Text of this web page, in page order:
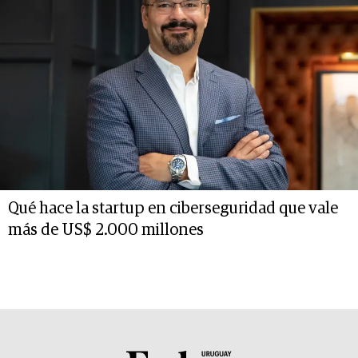
Qué hace la startup en ciberseguridad que vale
más de US$ 2.000 millones